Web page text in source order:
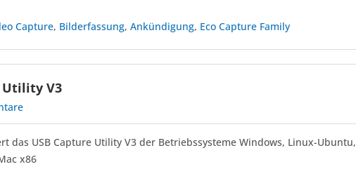
Capture, Bilderfassung,Ankündigung, Eco Capture Family
Utility V3
das USB Capture Utility V3 der Betriebssysteme Windows, Linux-Ubuntu,
x86